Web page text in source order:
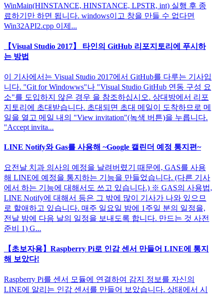
WinMain(HINSTANCE, HINSTANCE, LPSTR, int) 실행 후 종
료하기만 하면 됩니다. windows이고 창을 만들 수 없다면
Win32API2.cpp 이제...
【Visual Studio 2017】 타인의 GitHub 리포지토리에 푸시하
는 방법
이 기사에서는 Visual Studio 2017에서 GitHub를 다루는 기사입
니다. "Git for Windowws"나 "Visual Studio GitHub 연동 구성 요
소"를 도입하지 않은 경우 을 참조하십시오. 상대방에서 리포
지토리에 초대받습니다. 초대되면 초대 메일이 도착하므로 메
일을 열고 메일 내의 "View invitation"(녹색 버튼)을 누릅니다.
"Accept invita...
LINE Notify와 Gas를 사용해 ~Google 캘린더 예정 통지편~
요전날 치과 의사의 예정을 날려버렸기 때문에, GAS를 사용
해 LINE에 예정을 통지하는 기능을 만들었습니다. (다른 기사
에서 하는 기능에 대해서도 쓰고 있습니다.) ※ GAS의 사용법,
LINE Notify에 대해서 등은 그 밖에 많이 기사가 나와 있으므
로 할애하고 있습니다. 매주 일요일 밤에 1주일 분의 일정을,
전날 밤에 다음 날의 일정을 보내도록 합니다. 만드는 것 사전
준비 1) G...
【초보자용】Raspberry Pi로 인감 센서 만들어 LINE에 통지
해 보았다!
Raspberry Pi를 센서 모듈에 연결하여 감지 정보를 자신의
LINE에 알리는 인감 센서를 만들어 보았습니다. 상태에서 시